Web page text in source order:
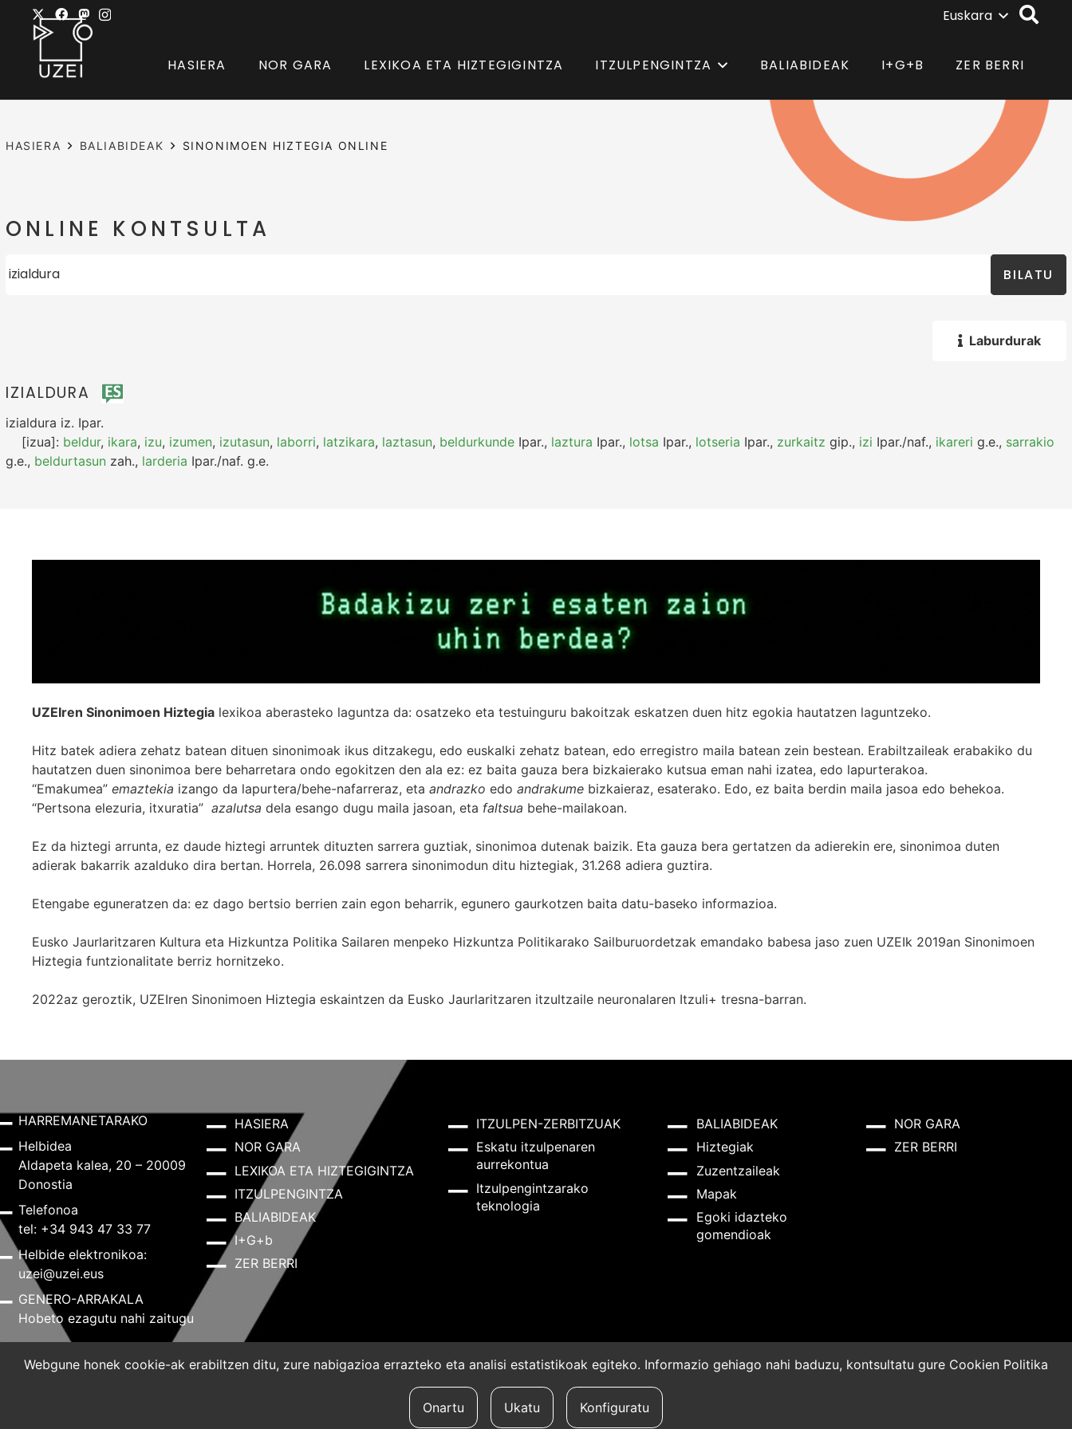
Euskara
HASIERA NOR GARA LEXIKOA ETA HIZTEGIGINTZA ITZULPENGINTZA BALIABIDEAK I+G+B ZER BERRI
HASIERA BALIABIDEAK SINONIMOEN HIZTEGIA ONLINE
ONLINE KONTSULTA
BILATU
Laburdurak
IZIALDURA
izialdura iz. Ipar.
[izua]: beldur, ikara, izu, izumen, izutasun, laborri, latzikara, laztasun, beldurkunde Ipar., laztura Ipar., lotsa Ipar., lotseria Ipar., zurkaitz gip., izi Ipar./naf., ikareri g.e., sarrakio
g.e., beldurtasun zah., larderia Ipar./naf. g.e.
UZEIren Sinonimoen Hiztegia lexikoa aberasteko laguntza da: osatzeko eta testuinguru bakoitzak eskatzen duen hitz egokia hautatzen laguntzeko.
Hitz batek adiera zehatz batean dituen sinonimoak ikus ditzakegu, edo euskalki zehatz batean, edo erregistro maila batean zein bestean. Erabiltzaileak erabakiko du
hautatzen duen sinonimoa bere beharretara ondo egokitzen den ala ez: ez baita gauza bera bizkaierako kutsua eman nahi izatea, edo lapurterakoa.
“Emakumea” emaztekia izango da lapurtera/behe-nafarreraz, eta andrazko edo andrakume bizkaieraz, esaterako. Edo, ez baita berdin maila jasoa edo behekoa.
“Pertsona elezuria, itxuratia” azalutsa dela esango dugu maila jasoan, eta faltsua behe-mailakoan.
Ez da hiztegi arrunta, ez daude hiztegi arruntek dituzten sarrera guztiak, sinonimoa dutenak baizik. Eta gauza bera gertatzen da adierekin ere, sinonimoa duten
adierak bakarrik azalduko dira bertan. Horrela, 26.098 sarrera sinonimodun ditu hiztegiak, 31.268 adiera guztira.
Etengabe eguneratzen da: ez dago bertsio berrien zain egon beharrik, egunero gaurkotzen baita datu-baseko informazioa.
Eusko Jaurlaritzaren Kultura eta Hizkuntza Politika Sailaren menpeko Hizkuntza Politikarako Sailburuordetzak emandako babesa jaso zuen UZEIk 2019an Sinonimoen
Hiztegia funtzionalitate berriz hornitzeko.
2022az geroztik, UZEIren Sinonimoen Hiztegia eskaintzen da Eusko Jaurlaritzaren itzultzaile neuronalaren Itzuli+ tresna-barran.
HARREMANETARAKO
Helbidea
Aldapeta kalea, 20 – 20009
Donostia
Telefonoa
tel: +34 943 47 33 77
Helbide elektronikoa:
uzei@uzei.eus
GENERO-ARRAKALA
Hobeto ezagutu nahi zaitugu
HASIERA
NOR GARA
LEXIKOA ETA HIZTEGIGINTZA
ITZULPENGINTZA
BALIABIDEAK
I+G+b
ZER BERRI
ITZULPEN-ZERBITZUAK
Eskatu itzulpenaren
aurrekontua
Itzulpengintzarako
teknologia
BALIABIDEAK
Hiztegiak
Zuzentzaileak
Mapak
Egoki idazteko
gomendioak
NOR GARA
ZER BERRI
Lege-oharra Cookie-politika
Webgune honek cookie-ak erabiltzen ditu, zure nabigazioa errazteko eta analisi estatistikoak egiteko. Informazio gehiago nahi baduzu, kontsultatu gure Cookien Politika
Onartu Ukatu Konfiguratu